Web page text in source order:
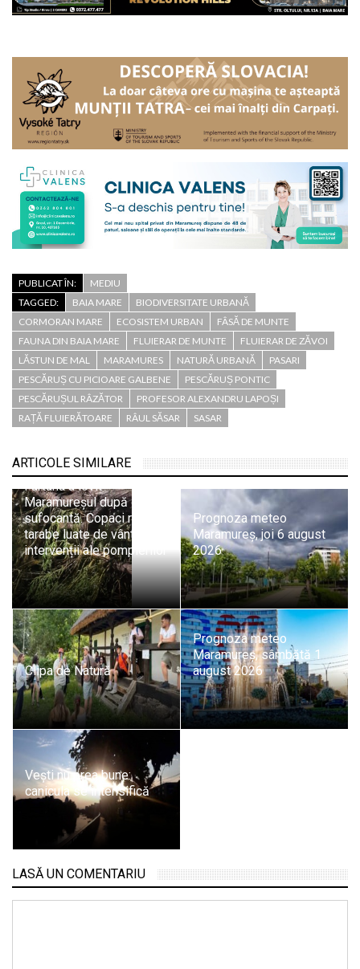
PUBLICAT ÎN:
MEDIU
TAGGED:
BAIA MARE
BIODIVERSITATE URBANĂ
CORMORAN MARE
ECOSISTEM URBAN
FÂSĂ DE MUNTE
FAUNA DIN BAIA MARE
FLUIERAR DE MUNTE
FLUIERAR DE ZĂVOI
LĂSTUN DE MAL
MARAMURES NATURĂ URBANĂ
PASARI
PESCĂRUȘ CU PICIOARE GALBENE
PESCĂRUȘ PONTIC
PESCĂRUȘUL RÂZĂTOR
PROFESOR ALEXANDRU LAPOȘI
RAȚĂ FLUIERĂTOARE
RÂUL SĂSAR SASAR
ARTICOLE SIMILARE
Furtuna a lovit
Maramureșul după o zi
sufocantă. Copaci rupți,
tarabe luate de vânt și
intervenții ale pompierilor
Prognoza meteo
Maramureș, joi 6 august
2026
Clipa de Natură
Prognoza meteo
Maramureș, sâmbătă 1
august 2026
Vești nu prea bune:
canicula se intensifică
LASĂ UN COMENTARIU